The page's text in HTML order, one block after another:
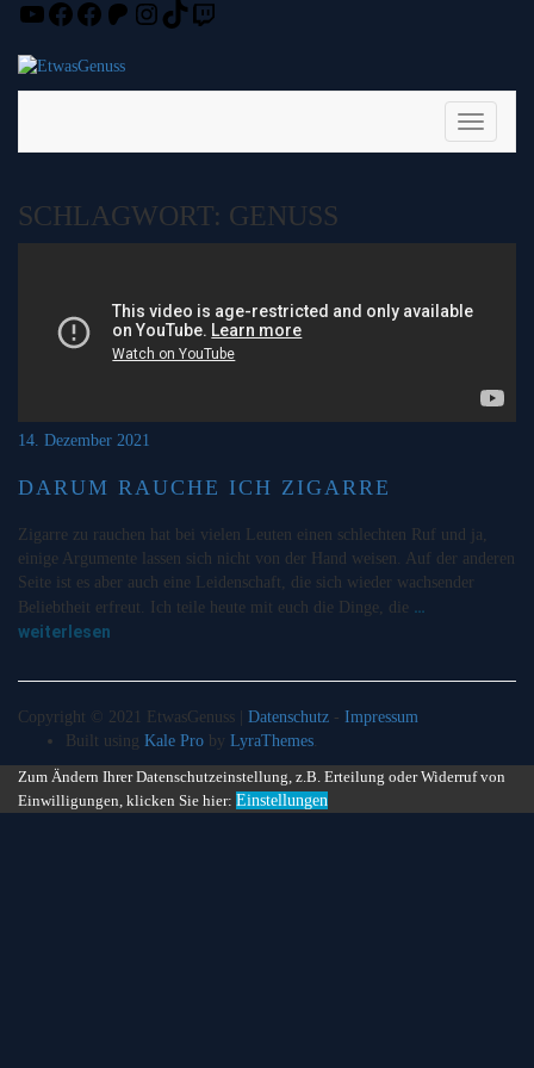
Skip
content
YouTube
Facebook
Facebook
Patreon
Instagram
TikTok
Twitch
Toggle
SCHLAGWORT: GENUSS
14. Dezember 2021
DARUM RAUCHE ICH ZIGARRE
Zigarre zu rauchen hat bei vielen Leuten einen schlechten Ruf und ja,
einige Argumente lassen sich nicht von der Hand weisen. Auf der anderen
Seite ist es aber auch eine Leidenschaft, die sich wieder wachsender
Beliebtheit erfreut. Ich teile heute mit euch die Dinge, die …
weiterlesen
Copyright © 2021 EtwasGenuss | Datenschutz - Impressum
Built using Kale Pro by LyraThemes
Zum Ändern Ihrer Datenschutzeinstellung, z.B. Erteilung oder Widerruf von
Einwilligungen, klicken Sie hier: Einstellungen